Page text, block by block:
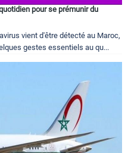
pour se prémunir du
vient d'être détecté au Maroc,
gestes essentiels au qu...